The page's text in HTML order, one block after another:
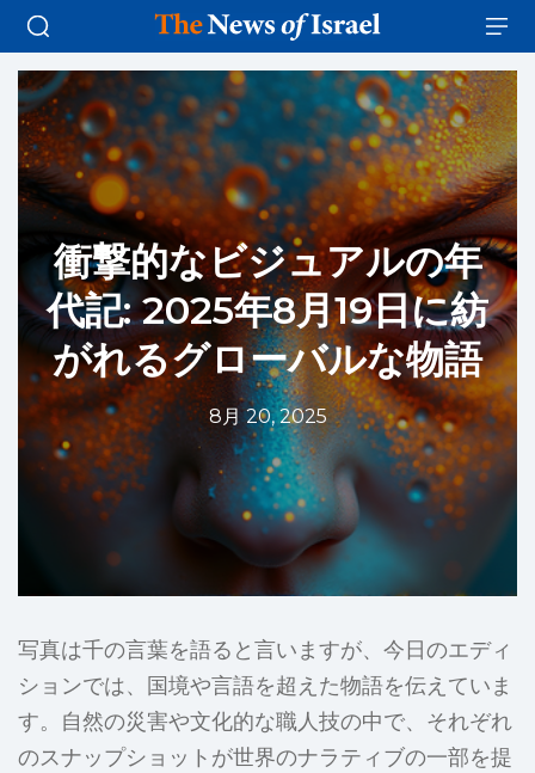
衝撃的なビジュアルの年
代記: 2025年8月19日に紡
がれるグローバルな物語
8月 20, 2025
写真は千の言葉を語ると言いますが、今日のエディ
ションでは、国境や言語を超えた物語を伝えていま
す。自然の災害や文化的な職人技の中で、それぞれ
のスナップショットが世界のナラティブの一部を提